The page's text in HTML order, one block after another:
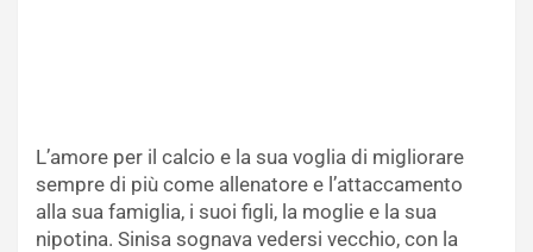
L’amore per il calcio e la sua voglia di migliorare
sempre di più come allenatore e l’attaccamento
alla sua famiglia, i suoi figli, la moglie e la sua
nipotina. Sinisa sognava vedersi vecchio, con la